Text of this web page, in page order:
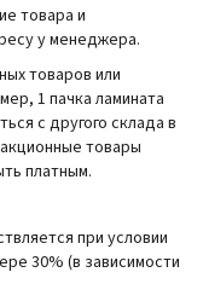
товара и
у менеджера.
товаров или
1 пачка ламината
с другого склада в
товары
платным.
при условии
30% (в зависимости